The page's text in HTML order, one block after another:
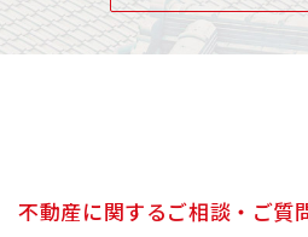
不動産に関するご相談・ご質